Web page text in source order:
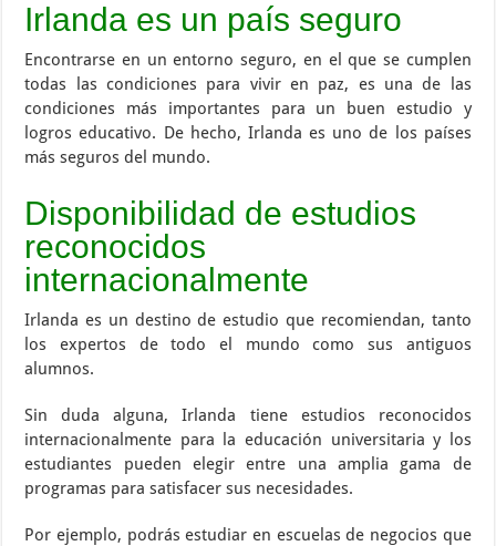
Irlanda es un país seguro
Encontrarse en un entorno seguro, en el que se cumplen
todas las condiciones para vivir en paz, es una de las
condiciones más importantes para un buen estudio y
logros educativo. De hecho, Irlanda es uno de los países
más seguros del mundo.
Disponibilidad de estudios
reconocidos
internacionalmente
Irlanda es un destino de estudio que recomiendan, tanto
los expertos de todo el mundo como sus antiguos
alumnos.
Sin duda alguna, Irlanda tiene estudios reconocidos
internacionalmente para la educación universitaria y los
estudiantes pueden elegir entre una amplia gama de
programas para satisfacer sus necesidades.
Por ejemplo, podrás estudiar en escuelas de negocios que